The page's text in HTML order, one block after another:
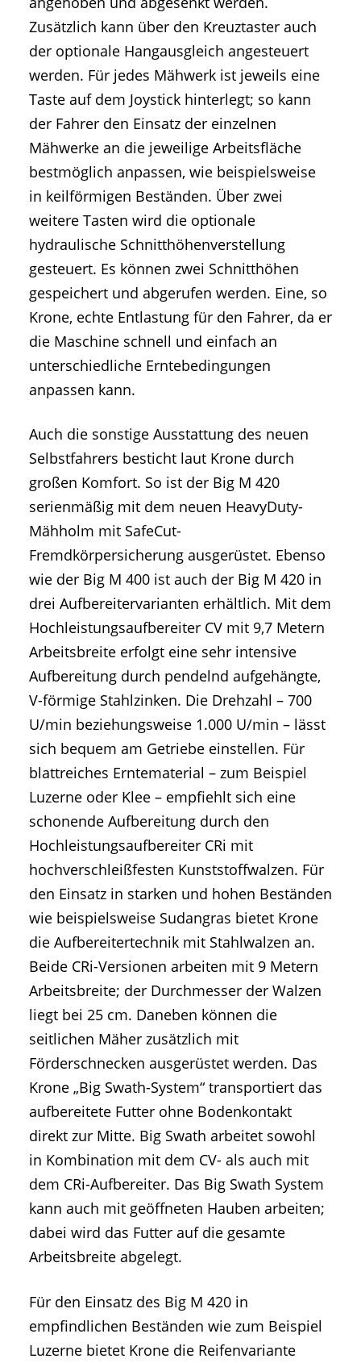
Zusätzlich kann über den Kreuztaster auch
der optionale Hangausgleich angesteuert
werden. Für jedes Mähwerk ist jeweils eine
Taste auf dem Joystick hinterlegt; so kann
der Fahrer den Einsatz der einzelnen
Mähwerke an die jeweilige Arbeitsfläche
bestmöglich anpassen, wie beispielsweise
in keilförmigen Beständen. Über zwei
weitere Tasten wird die optionale
hydraulische Schnitthöhenverstellung
gesteuert. Es können zwei Schnitthöhen
gespeichert und abgerufen werden. Eine, so
Krone, echte Entlastung für den Fahrer, da er
die Maschine schnell und einfach an
unterschiedliche Erntebedingungen
anpassen kann.
Auch die sonstige Ausstattung des neuen
Selbstfahrers besticht laut Krone durch
großen Komfort. So ist der Big M 420
serienmäßig mit dem neuen HeavyDuty-
Mähholm mit SafeCut-
Fremdkörpersicherung ausgerüstet. Ebenso
wie der Big M 400 ist auch der Big M 420 in
drei Aufbereitervarianten erhältlich. Mit dem
Hochleistungsaufbereiter CV mit 9,7 Metern
Arbeitsbreite erfolgt eine sehr intensive
Aufbereitung durch pendelnd aufgehängte,
V-förmige Stahlzinken. Die Drehzahl – 700
U/min beziehungsweise 1.000 U/min – lässt
sich bequem am Getriebe einstellen. Für
blattreiches Erntematerial – zum Beispiel
Luzerne oder Klee – empfiehlt sich eine
schonende Aufbereitung durch den
Hochleistungsaufbereiter CRi mit
hochverschleißfesten Kunststoffwalzen. Für
den Einsatz in starken und hohen Beständen
wie beispielsweise Sudangras bietet Krone
die Aufbereitertechnik mit Stahlwalzen an.
Beide CRi-Versionen arbeiten mit 9 Metern
Arbeitsbreite; der Durchmesser der Walzen
liegt bei 25 cm. Daneben können die
seitlichen Mäher zusätzlich mit
Förderschnecken ausgerüstet werden. Das
Krone „Big Swath-System“ transportiert das
aufbereitete Futter ohne Bodenkontakt
direkt zur Mitte. Big Swath arbeitet sowohl
in Kombination mit dem CV- als auch mit
dem CRi-Aufbereiter. Das Big Swath System
kann auch mit geöffneten Hauben arbeiten;
dabei wird das Futter auf die gesamte
Arbeitsbreite abgelegt.
Für den Einsatz des Big M 420 in
empfindlichen Beständen wie zum Beispiel
Luzerne bietet Krone die Reifenvariante